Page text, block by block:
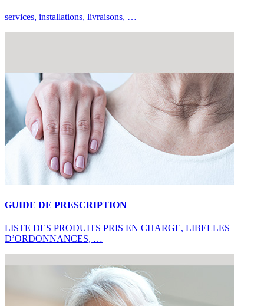
services, installations, livraisons, …
GUIDE DE PRESCRIPTION
LISTE DES PRODUITS PRIS EN CHARGE, LIBELLES
D’ORDONNANCES, …